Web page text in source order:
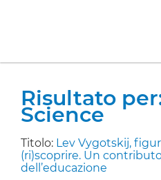
Risultato
Science
Titolo: Lev Vygotskij,
(ri)scoprire. Un
dell’educazione